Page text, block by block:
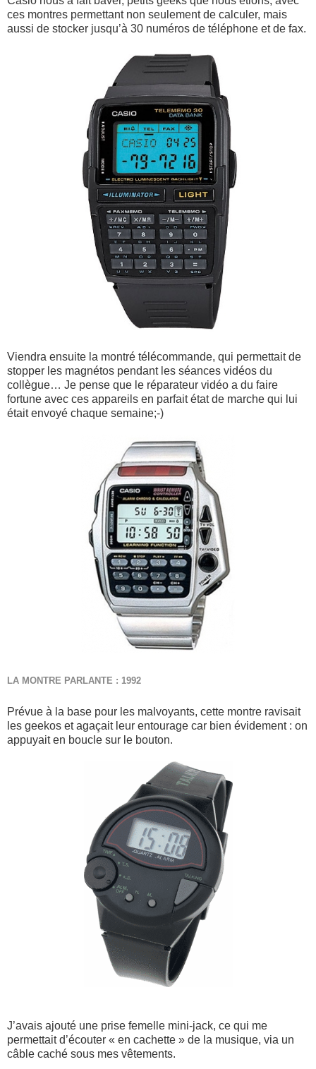
ces montres permettant non seulement de calculer, mais
aussi de stocker jusqu’à 30 numéros de téléphone et de fax.
Viendra ensuite la montré télécommande, qui permettait de
stopper les magnétos pendant les séances vidéos du
collègue… Je pense que le réparateur vidéo a du faire
fortune avec ces appareils en parfait état de marche qui lui
était envoyé chaque semaine;-)
LA MONTRE PARLANTE : 1992
Prévue à la base pour les malvoyants, cette montre ravisait
les geekos et agaçait leur entourage car bien évidement : on
appuyait en boucle sur le bouton.
J’avais ajouté une prise femelle mini-jack, ce qui me
permettait d’écouter « en cachette » de la musique, via un
câble caché sous mes vêtements.